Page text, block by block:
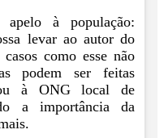
à população:
levar ao autor do
como esse não
podem ser feitas
à ONG local de
a importância da